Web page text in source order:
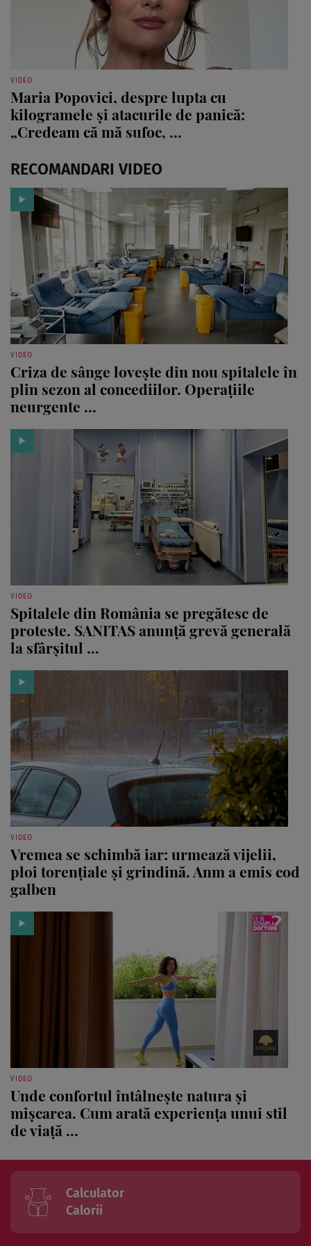
VIDEO
Maria Popovici, despre lupta cu
kilogramele și atacurile de panică:
„Credeam că mă sufoc, ...
RECOMANDARI VIDEO
VIDEO
Criza de sânge lovește din nou spitalele în
plin sezon al concediilor. Operațiile
neurgente ...
VIDEO
Spitalele din România se pregătesc de
proteste. SANITAS anunță grevă generală
la sfârșitul ...
VIDEO
Vremea se schimbă iar: urmează vijelii,
ploi torențiale și grindină. Anm a emis cod
galben
VIDEO
Unde confortul întâlnește natura și
mișcarea. Cum arată experiența unui stil
de viață ...
Calculator
Calorii